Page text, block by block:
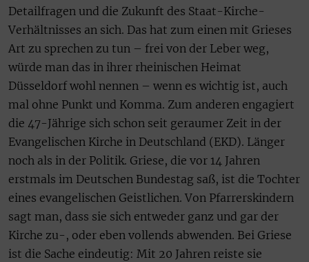
Detailfragen und die Zukunft des Staat-Kirche-
Verhältnisses an sich. Das hat zum einen mit Grieses
Art zu sprechen zu tun – frei von der Leber weg,
würde man das in ihrer rheinischen Heimat
Düsseldorf wohl nennen – wenn es wichtig ist, auch
mal ohne Punkt und Komma. Zum anderen engagiert
die 47-Jährige sich schon seit geraumer Zeit in der
Evangelischen Kirche in Deutschland (EKD). Länger
noch als in der Politik. Griese, die vor 14 Jahren
erstmals im Deutschen Bundestag saß, ist die Tochter
eines evangelischen Geistlichen. Von Pfarrerskindern
sagt man, dass sie sich entweder ganz und gar der
Kirche zu-, oder eben vollends abwenden. Bei Griese
ist die Sache eindeutig: Mit 20 Jahren reiste sie